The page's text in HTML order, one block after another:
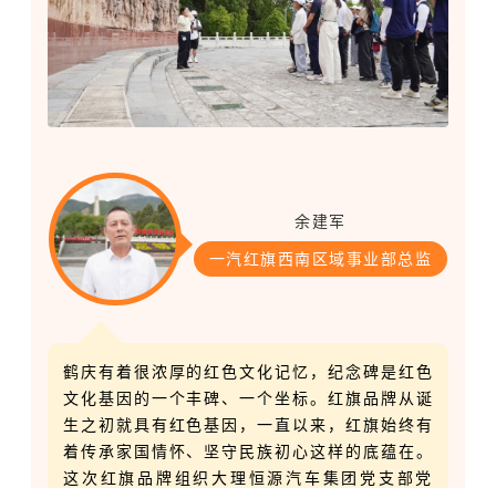
余建军
一汽红旗西南区域事业部总监
鹤庆有着很浓厚的红色文化记忆，纪念碑是红色
文化基因的一个丰碑、一个坐标。红旗品牌从诞
生之初就具有红色基因，一直以来，红旗始终有
着传承家国情怀、坚守民族初心这样的底蕴在。
这次红旗品牌组织大理恒源汽车集团党支部党